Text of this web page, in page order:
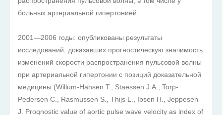
больных артериальной гипертонией.
2001—2006 годы: опубликованы результаты
исследований, доказавших прогностическую значимость
изменений скорости распространения пульсовой волны
при артериальной гипертонии с позиций доказательной
медицины (Willum-Hansen T., Staessen J.A., Torp-
Pedersen C., Rasmussen S., Thijs L., Ibsen H., Jeppesen
J. Prognostic value of aortic pulse wave velocity as index of